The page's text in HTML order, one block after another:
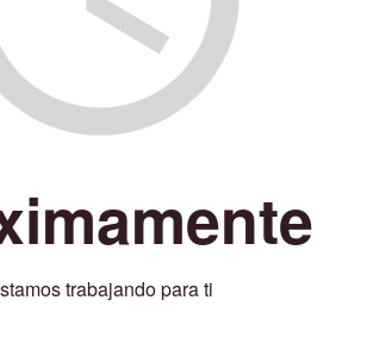
trabajando para ti